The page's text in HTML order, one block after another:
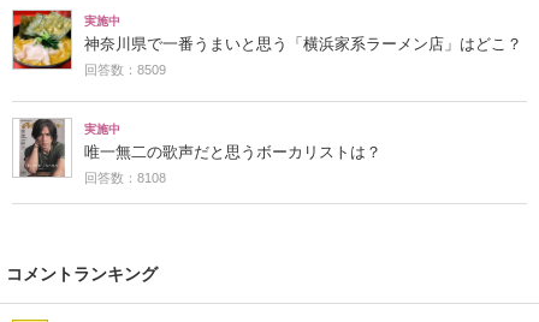
実施中
神奈川県で一番うまいと思う「横浜家系ラーメン店」はどこ？
回答数：8509
実施中
唯一無二の歌声だと思うボーカリストは？
回答数：8108
コメントランキング